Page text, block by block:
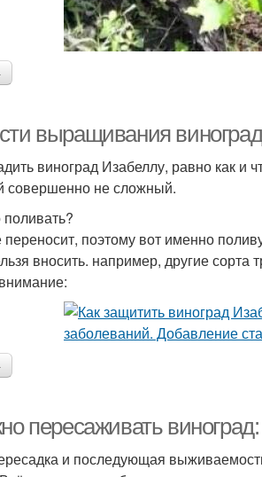
выращивания
виноград Изабеллу, равно как и
совершенно не сложный.
переносит, поэтому вот именно
вносить. например, другие сорта
пересаживать
и последующая